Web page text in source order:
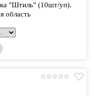
"Штиль" (10шт/уп).
область